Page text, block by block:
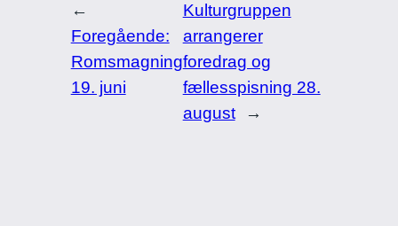
←
Foregående:
Romsmagning
19. juni
Kulturgruppen
arrangerer
foredrag og
fællesspisning 28.
august
→